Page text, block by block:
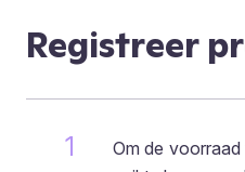
Registreer
Om de